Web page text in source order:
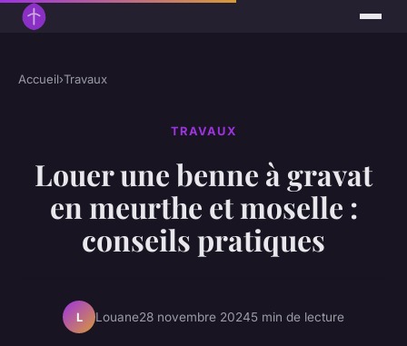
Accueil›Travaux
TRAVAUX
Louer une benne à gravat
en meurthe et moselle :
conseils pratiques
L Louane28 novembre 20245 min de lecture